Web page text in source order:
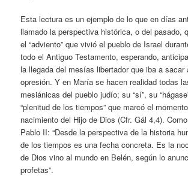
Esta lectura es un ejemplo de lo que en días
llamado la perspectiva histórica, o del pasado,
el “adviento” que vivió el pueblo de Israel
todo el Antiguo Testamento, esperando,
la llegada del mesías libertador que iba a sacar
opresión. Y en María se hacen realidad todas
mesiánicas del pueblo judío; su “sí”, su
“plenitud de los tiempos” que marcó el
nacimiento del Hijo de Dios (Cfr. Gál 4,4).
Pablo II: “Desde la perspectiva de la historia
de los tiempos es una fecha concreta. Es la
de Dios vino al mundo en Belén, según lo
profetas”.